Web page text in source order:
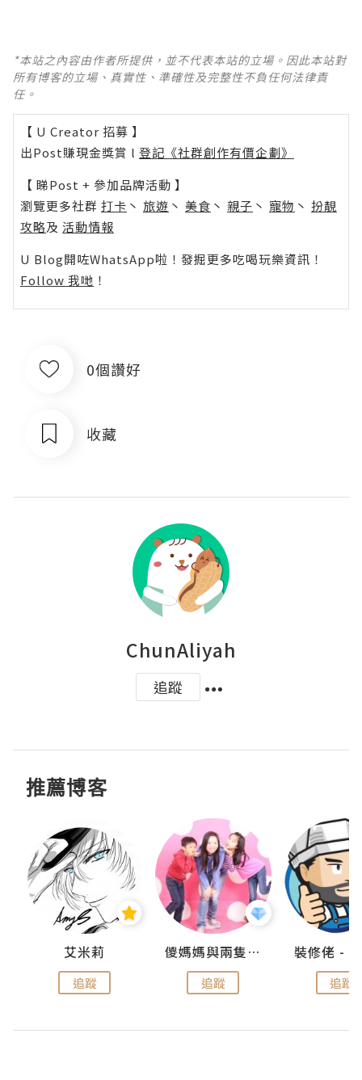
*本站之內容由作者所提供，並不代表本站的立場。因此本站對
所有博客的立場、真實性、準確性及完整性不負任何法律責
任。
【 U Creator 招募 】
出Post賺現金獎賞 l 登記《社群創作有價企劃》
【 睇Post + 參加品牌活動 】
瀏覽更多社群 打卡 丶 旅遊 丶 美食 丶 親子 丶 寵物 丶 扮靚
攻略及 活動情報
U Blog開咗WhatsApp啦！發掘更多吃喝玩樂資訊！
Follow 我哋 ！
0個讚好
收藏
ChunAliyah
追蹤
推薦博客
艾米莉
追蹤
儍媽媽與兩隻小魔怪之家
追蹤 追蹤